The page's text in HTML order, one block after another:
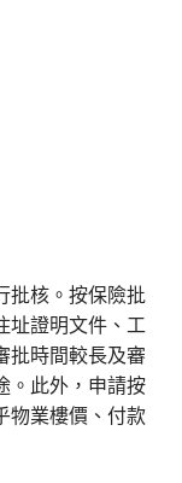
批核。按保險批
址證明文件、工
批時間較長及審
。此外，申請按
物業樓價、付款